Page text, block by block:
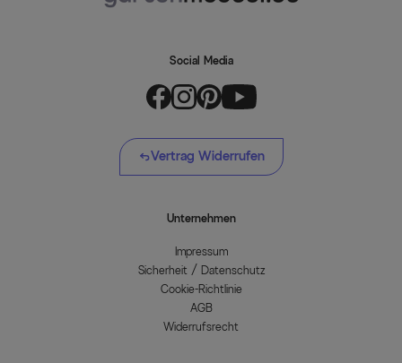
Social Media
Vertrag Widerrufen
Unternehmen
Impressum
Sicherheit / Datenschutz
Cookie-Richtlinie
AGB
Widerrufsrecht